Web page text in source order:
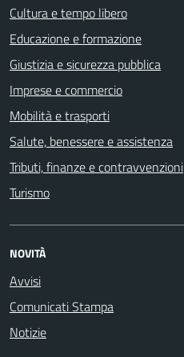
Cultura e tempo libero
Educazione e formazione
Giustizia e sicurezza pubblica
Imprese e commercio
Mobilità e trasporti
Salute, benessere e assistenza
Tributi, finanze e contravvenzioni
Turismo
NOVITÀ
Avvisi
Comunicati Stampa
Notizie